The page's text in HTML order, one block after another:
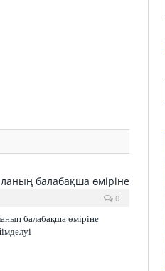
0
балабақша өміріне